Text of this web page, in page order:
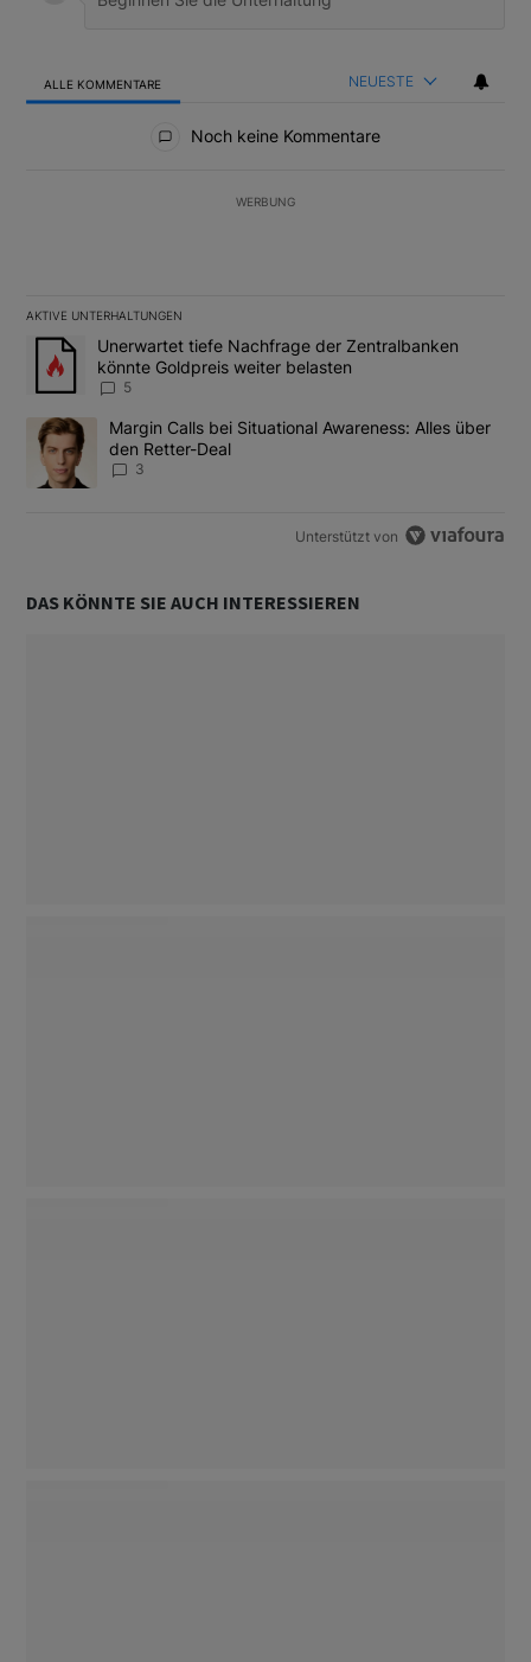
ALLE KOMMENTARE NEUESTE
Noch keine Kommentare
WERBUNG
AKTIVE UNTERHALTUNGEN
Das Folgende ist eine Liste der am meisten kommentierten
Ein Trendartikel mit dem Titel "Unerwartet tiefe Nachfrage der
Unerwartet tiefe Nachfrage der Zentralbanken
könnte Goldpreis weiter belasten
5
Ein Trendartikel mit dem Titel "Margin Calls bei Situational
Margin Calls bei Situational Awareness: Alles über
den Retter-Deal
3
Unterstützt von
DAS KÖNNTE SIE AUCH INTERESSIEREN